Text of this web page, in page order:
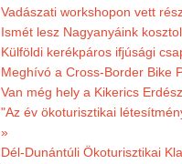
Vadászati workshopon vett
Ismét lesz Nagyanyáink
Külföldi kerékpáros ifjúsági
Meghívó a Cross-Border Bike
Van még hely a Kikerics
"Az év ökoturisztikai
»
Dél-Dunántúli Ökoturisztikai